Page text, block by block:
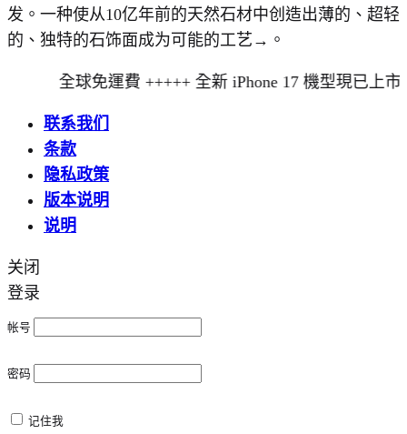
发。一种使从10亿年前的天然石材中创造出薄的、超轻
的、独特的石饰面成为可能的工艺→。
全球免運費 +++++ 全新 iPhone 17 機型現已上市
联系我们
条款
隐私政策
版本说明
说明
关闭
登录
帐号
密码
记住我